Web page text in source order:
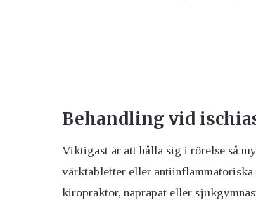
Behandling vid
Viktigast är att hålla sig i rörelse så
värktabletter eller antiinflammatoriska
kiropraktor, naprapat eller